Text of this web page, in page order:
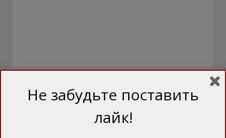
Не забудьте поставить
лайк!